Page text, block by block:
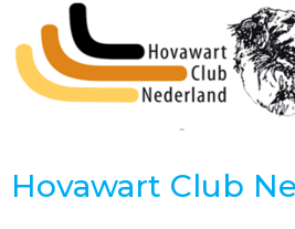
Hovawart Club